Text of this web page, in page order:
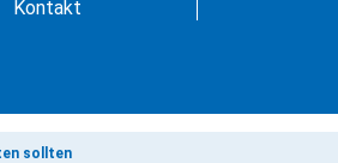
Kontakt
sollten